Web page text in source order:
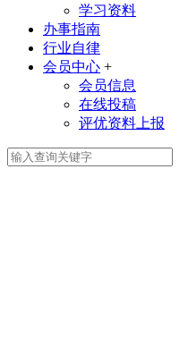
学习资料
办事指南
行业自律
会员中心 +
会员信息
在线投稿
评优资料上报